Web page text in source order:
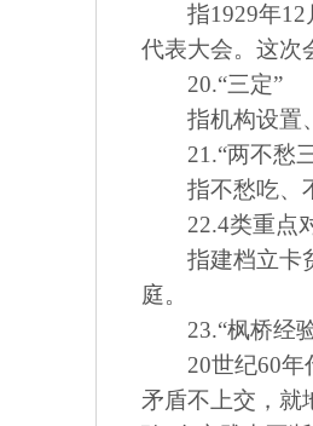
指1929年12
代表大会。这次
20.“三定”
指机构设置、
21.“两不愁
指不愁吃、不
22.4类重点
指建档立卡贫
庭。
23.“枫桥经
20世纪60年代
矛盾不上交，就